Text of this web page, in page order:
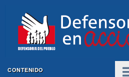
CONTENIDO